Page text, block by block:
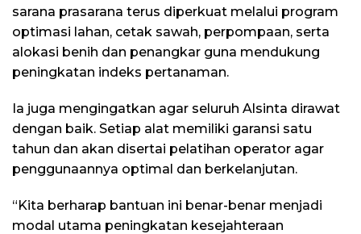
sarana prasarana terus diperkuat melalui program
optimasi lahan, cetak sawah, perpompaan, serta
alokasi benih dan penangkar guna mendukung
peningkatan indeks pertanaman.
Ia juga mengingatkan agar seluruh Alsinta dirawat
dengan baik. Setiap alat memiliki garansi satu
tahun dan akan disertai pelatihan operator agar
penggunaannya optimal dan berkelanjutan.
“Kita berharap bantuan ini benar-benar menjadi
modal utama peningkatan kesejahteraan